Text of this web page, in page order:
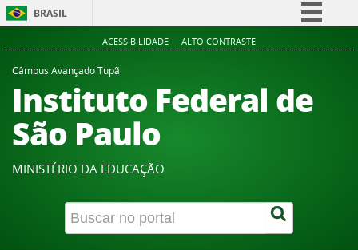
BRASIL
Simplifique!
Participe
Acesso à informação
ACESSIBILIDADE ALTO CONTRASTE
Câmpus Avançado Tupã
Instituto Federal de
São Paulo
MINISTÉRIO DA EDUCAÇÃO